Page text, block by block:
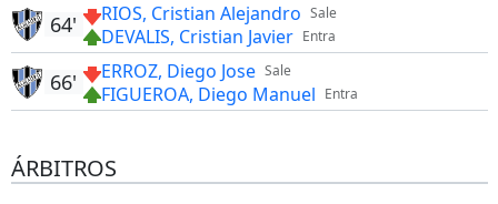
Sale
RIOS, Cristian Alejandro
Entra
DEVALIS, Cristian Javier
64'
Sale
ERROZ, Diego Jose
Entra
FIGUEROA, Diego Manuel
66'
ÁRBITROS